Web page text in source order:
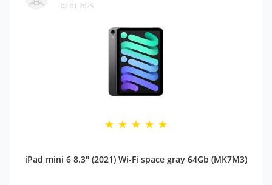
02.01.2025
iPad mini 6 8.3" (2021) Wi-Fi space gray 64Gb (MK7M3)